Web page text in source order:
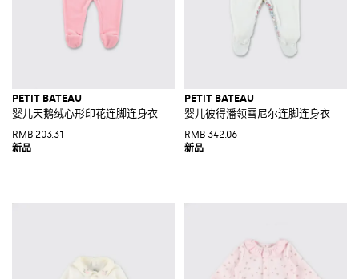
PETIT BATEAU
婴儿天鹅绒心形印花连脚连身衣
RMB 203.31
PETIT BATEAU
婴儿彼得潘领雪尼尔连脚连身衣
RMB 342.06